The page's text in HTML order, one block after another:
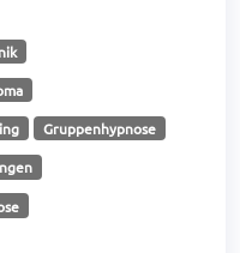
Gruppenhypnose